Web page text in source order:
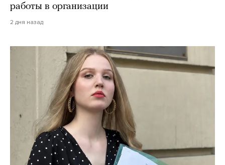
работы в организации
2 дня назад